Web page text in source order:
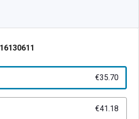
€35.70
€41.18